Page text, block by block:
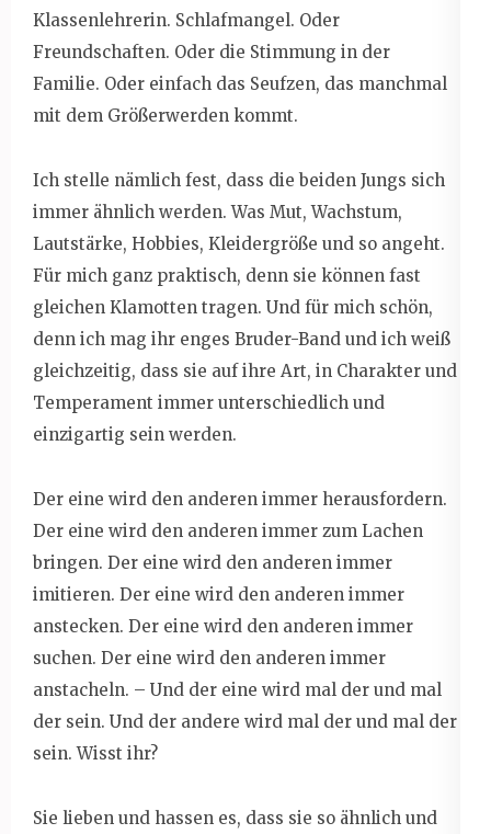
Klassenlehrerin. Schlafmangel. Oder
Freundschaften. Oder die Stimmung in der
Familie. Oder einfach das Seufzen, das manchmal
mit dem Größerwerden kommt.
Ich stelle nämlich fest, dass die beiden Jungs sich
immer ähnlich werden. Was Mut, Wachstum,
Lautstärke, Hobbies, Kleidergröße und so angeht.
Für mich ganz praktisch, denn sie können fast
gleichen Klamotten tragen. Und für mich schön,
denn ich mag ihr enges Bruder-Band und ich weiß
gleichzeitig, dass sie auf ihre Art, in Charakter und
Temperament immer unterschiedlich und
einzigartig sein werden.
Der eine wird den anderen immer herausfordern.
Der eine wird den anderen immer zum Lachen
bringen. Der eine wird den anderen immer
imitieren. Der eine wird den anderen immer
anstecken. Der eine wird den anderen immer
suchen. Der eine wird den anderen immer
anstacheln. – Und der eine wird mal der und mal
der sein. Und der andere wird mal der und mal der
sein. Wisst ihr?
Sie lieben und hassen es, dass sie so ähnlich und